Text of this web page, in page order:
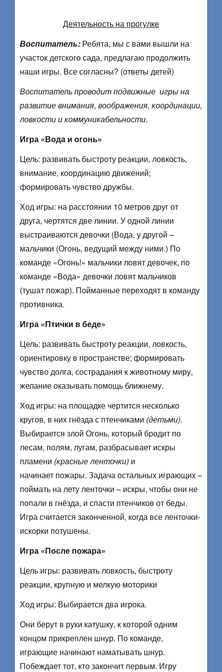
Деятельность на прогулке
Воспитатель: Ребята, мы с вами вышли на
участок детского сада, предлагаю продолжить
наши игры. Все согласны? (ответы детей)
Воспитатель проводит подвижные игры на
развитие внимания, воображения, координации,
ловкости и коммуникабельности.
Игра «Вода и огонь»
Цель: развивать быстроту реакции, ловкость,
внимание, координацию движений;
формировать чувство дружбы.
Ход игры: на расстоянии 10 метров друг от
друга, чертятся две линии. У одной линии
выстраиваются девочки (Вода, у другой –
мальчики (Огонь, ведущий между ними.) По
команде «Огонь!» мальчики ловят девочек, по
команде «Вода» девочки ловят мальчиков
(тушат пожар). Пойманные переходят в команду
противника.
Игра «Птички в беде»
Цель: развивать быстроту реакции, ловкость,
ориентировку в пространстве; формировать
чувство долга, сострадания к животному миру,
желание оказывать помощь ближнему.
Ход игры: на площадке чертится несколько
кругов, в них гнёзда с птенчиками (детьми).
Выбирается злой Огонь, который бродит по
лесам, полям, лугам, разбрасывает искры
пламени (красные ленточки) и
начинает пожары. Задача остальных играющих –
поймать на лету ленточки – искры, чтобы они не
попали в гнёзда, и спасти птенчиков от беды.
Игра считается законченной, когда все ленточки-
искорки потушены.
Игра «После пожара»
Цель игры: развивать ловкость, быстроту
реакции, крупную и мелкую моторики
Ход игры: Выбирается два игрока.
Они берут в руки катушку, к которой одним
концом прикреплен шнур. По команде,
играющие начинают наматывать шнур.
Побеждает тот, кто закончит первым. Игру